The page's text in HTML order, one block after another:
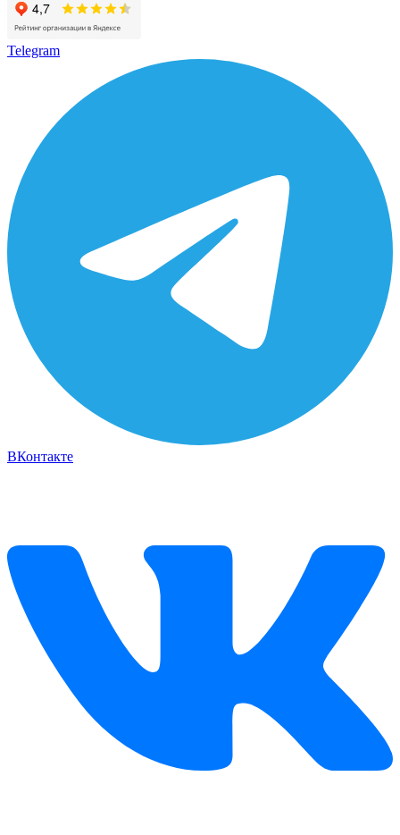
Telegram
ВКонтакте